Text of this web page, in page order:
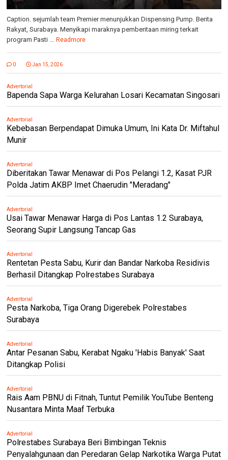
Caption. sejumlah team Premier menunjukkan Dispensing Pump. Berita
Rakyat, Surabaya. Menyikapi maraknya pemberitaan miring terkait
program Pasti ... Readmore
0 Jan 15, 2026
Advertorial
Bapenda Sapa Warga Kelurahan Losari Kecamatan Singosari
Advertorial
Kebebasan Berpendapat Dimuka Umum, Ini Kata Dr. Miftahul
Munir
Advertorial
Diberitakan Tawar Menawar di Pos Pelangi 1.2, Kasat PJR
Polda Jatim AKBP Imet Chaerudin "Meradang"
Advertorial
Usai Tawar Menawar Harga di Pos Lantas 1.2 Surabaya,
Seorang Supir Langsung Tancap Gas
Advertorial
Rentetan Pesta Sabu, Kurir dan Bandar Narkoba Residivis
Berhasil Ditangkap Polrestabes Surabaya
Advertorial
Pesta Narkoba, Tiga Orang Digerebek Polrestabes
Surabaya
Advertorial
Antar Pesanan Sabu, Kerabat Ngaku 'Habis Banyak' Saat
Ditangkap Polisi
Advertorial
Rais Aam PBNU di Fitnah, Tuntut Pemilik YouTube Benteng
Nusantara Minta Maaf Terbuka
Advertorial
Polrestabes Surabaya Beri Bimbingan Teknis
Penyalahgunaan dan Peredaran Gelap Narkotika Warga Putat